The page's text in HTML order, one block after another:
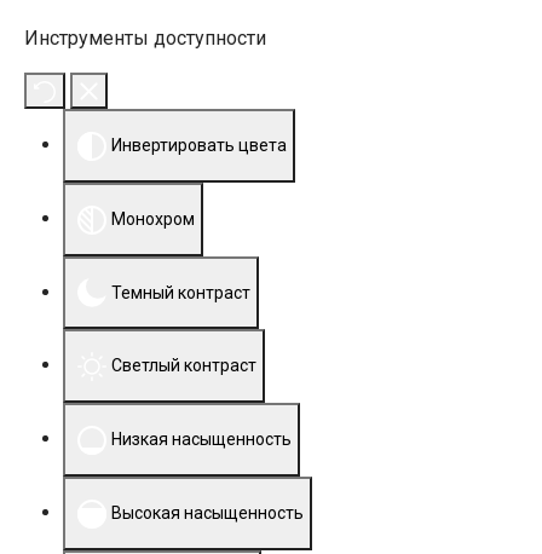
Инструменты доступности
Инвертировать цвета
Монохром
Темный контраст
Светлый контраст
Низкая насыщенность
Высокая насыщенность